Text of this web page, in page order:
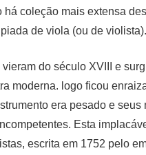
há coleção mais extensa
de viola (ou de violista).
do século XVIII e
moderna. logo ficou
era pesado e seus
Esta
escrita em 1752 pelo